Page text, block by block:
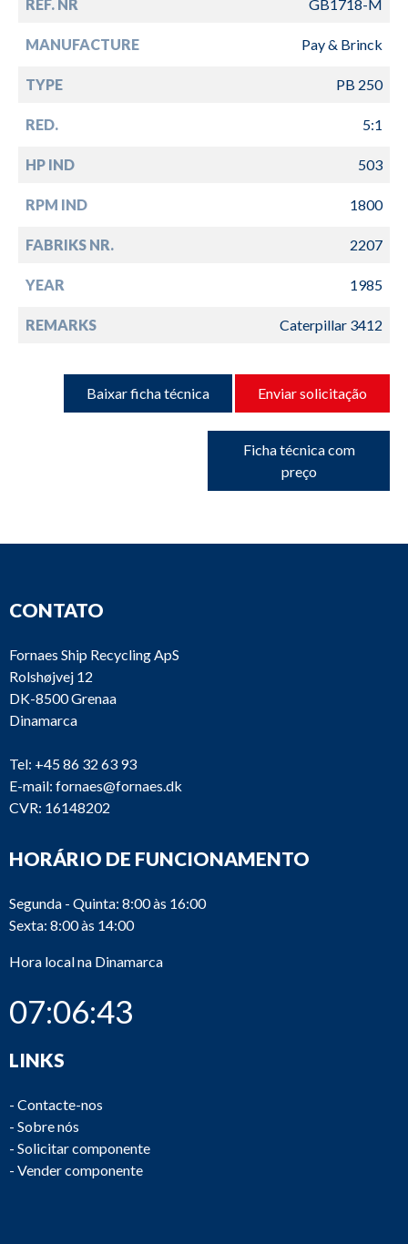
REF. NR GB1718-M
MANUFACTURE Pay & Brinck
TYPE PB 250
RED. 5:1
HP IND 503
RPM IND 1800
FABRIKS NR. 2207
YEAR 1985
REMARKS Caterpillar 3412
Baixar ficha técnica Enviar solicitação
Ficha técnica com
preço
CONTATO
Fornaes Ship Recycling ApS
Rolshøjvej 12
DK-8500 Grenaa
Dinamarca
Tel: +45 86 32 63 93
E-mail: fornaes@fornaes.dk
CVR: 16148202
HORÁRIO DE FUNCIONAMENTO
Segunda - Quinta: 8:00 às 16:00
Sexta: 8:00 às 14:00
Hora local na Dinamarca
07:06:43
LINKS
- Contacte-nos
- Sobre nós
- Solicitar componente
- Vender componente